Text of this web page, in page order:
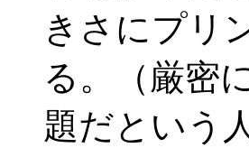
きさにプリ
る。（厳密
題だという